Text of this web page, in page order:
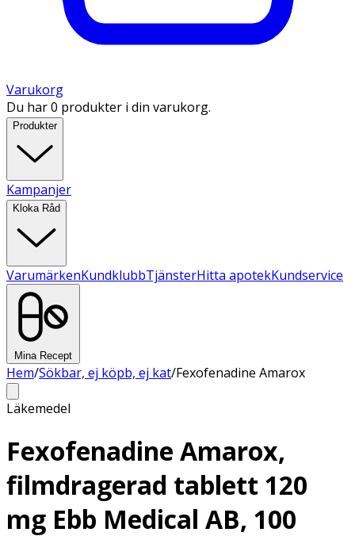
Varukorg
Du har 0 produkter i din varukorg.
Produkter
Kampanjer
Kloka Råd
VarumärkenKundklubbTjänsterHitta apotekKundservice
Mina Recept
Hem/Sökbar, ej köpb, ej kat/Fexofenadine Amarox
Läkemedel
Fexofenadine Amarox,
filmdragerad tablett 120
mg Ebb Medical AB, 100